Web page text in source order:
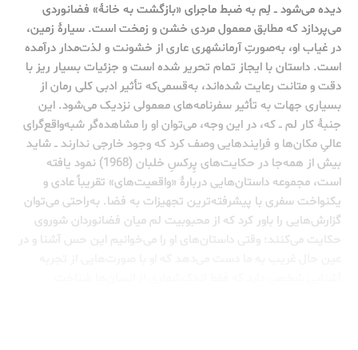
دیده می‌شود ــ لِم به ضبط ماجرای «بازگشت به خانۀ» فضانوردی
می‌پردازد که مطابق معمول مردی خشن و زمخت است. سیارۀ زمین،
در غیاب او، به‌صورتِ آرمانشهری عاری از خشونت و لذت‌مدار درآمده
است. داستان با ایجاز تمام تحریر شده است و جزئیات بسیار ریز با
دقت و متانت رعایت شده‌اند، به‌قسمی‌که تأثیر ادبی کلی رمان از
بسیاری جهات به تأثیر سفرنامه‌های معمولی نزدیک می‌شود. این
جنبۀ کار لم ــ که، در این وجه، می‌توان او را مشاهده‌گر شبه‌واقع‌گرای
عالیِ مکان‌ها و فرایندهایی وصف کرد که وجود خارجی ندارند ــ شاید
بیش از همه‌جا در حکایت‌های پِرکسِ خلبان (1968) نمود یافته
است، مجموعه داستان‌هایی دربارۀ «واقعیت‌های» تقریباً عادی و
یکنواخت سفری با پیشرفته‌ترین تجهیزات به فضا. به‌راحتی می‌توان
گزارش‌هایی را باور کرد که از محبوبیت لم میان فضانوردان شوروی